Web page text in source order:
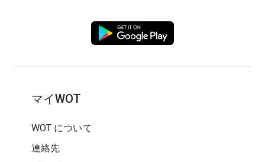
マイWOT
WOT について
連絡先